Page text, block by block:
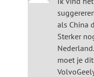
als China
Sterker
moet je